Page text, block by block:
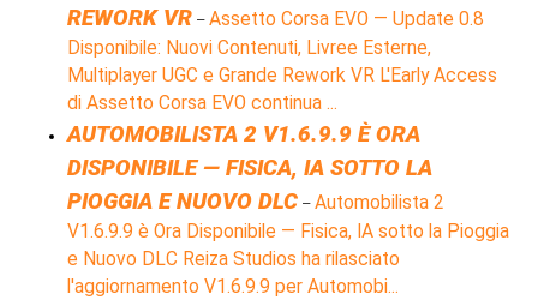
REWORK VR – Assetto Corsa EVO — Update 0.8
Disponibile: Nuovi Contenuti, Livree Esterne,
Multiplayer UGC e Grande Rework VR L'Early Access
di Assetto Corsa EVO continua ...
AUTOMOBILISTA 2 V1.6.9.9 È ORA
DISPONIBILE — FISICA, IA SOTTO LA
PIOGGIA E NUOVO DLC – Automobilista 2
V1.6.9.9 è Ora Disponibile — Fisica, IA sotto la Pioggia
e Nuovo DLC Reiza Studios ha rilasciato
l'aggiornamento V1.6.9.9 per Automobi...